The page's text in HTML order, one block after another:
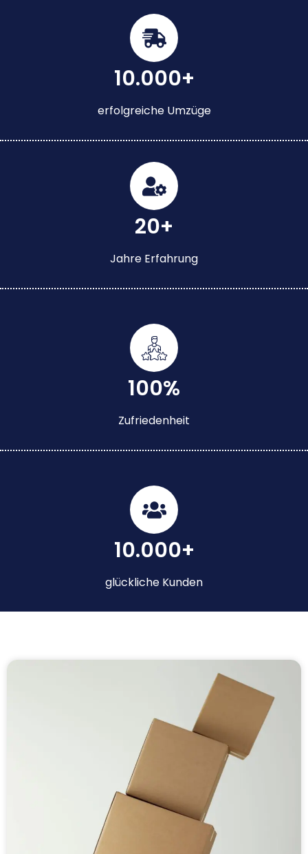
10.000+
erfolgreiche Umzüge
20+
Jahre Erfahrung
100%
Zufriedenheit
10.000+
glückliche Kunden